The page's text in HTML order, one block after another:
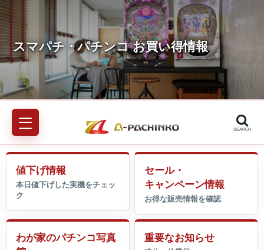
SEARCH
値下げ情報
セール・
キャンペーン情報
わが家のパチンコ写真
重要なお知らせ